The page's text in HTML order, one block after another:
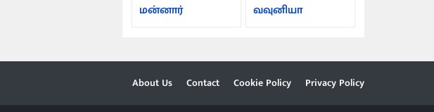
மன்னார் வவுனியா
About Us Contact Cookie Policy Privacy Policy